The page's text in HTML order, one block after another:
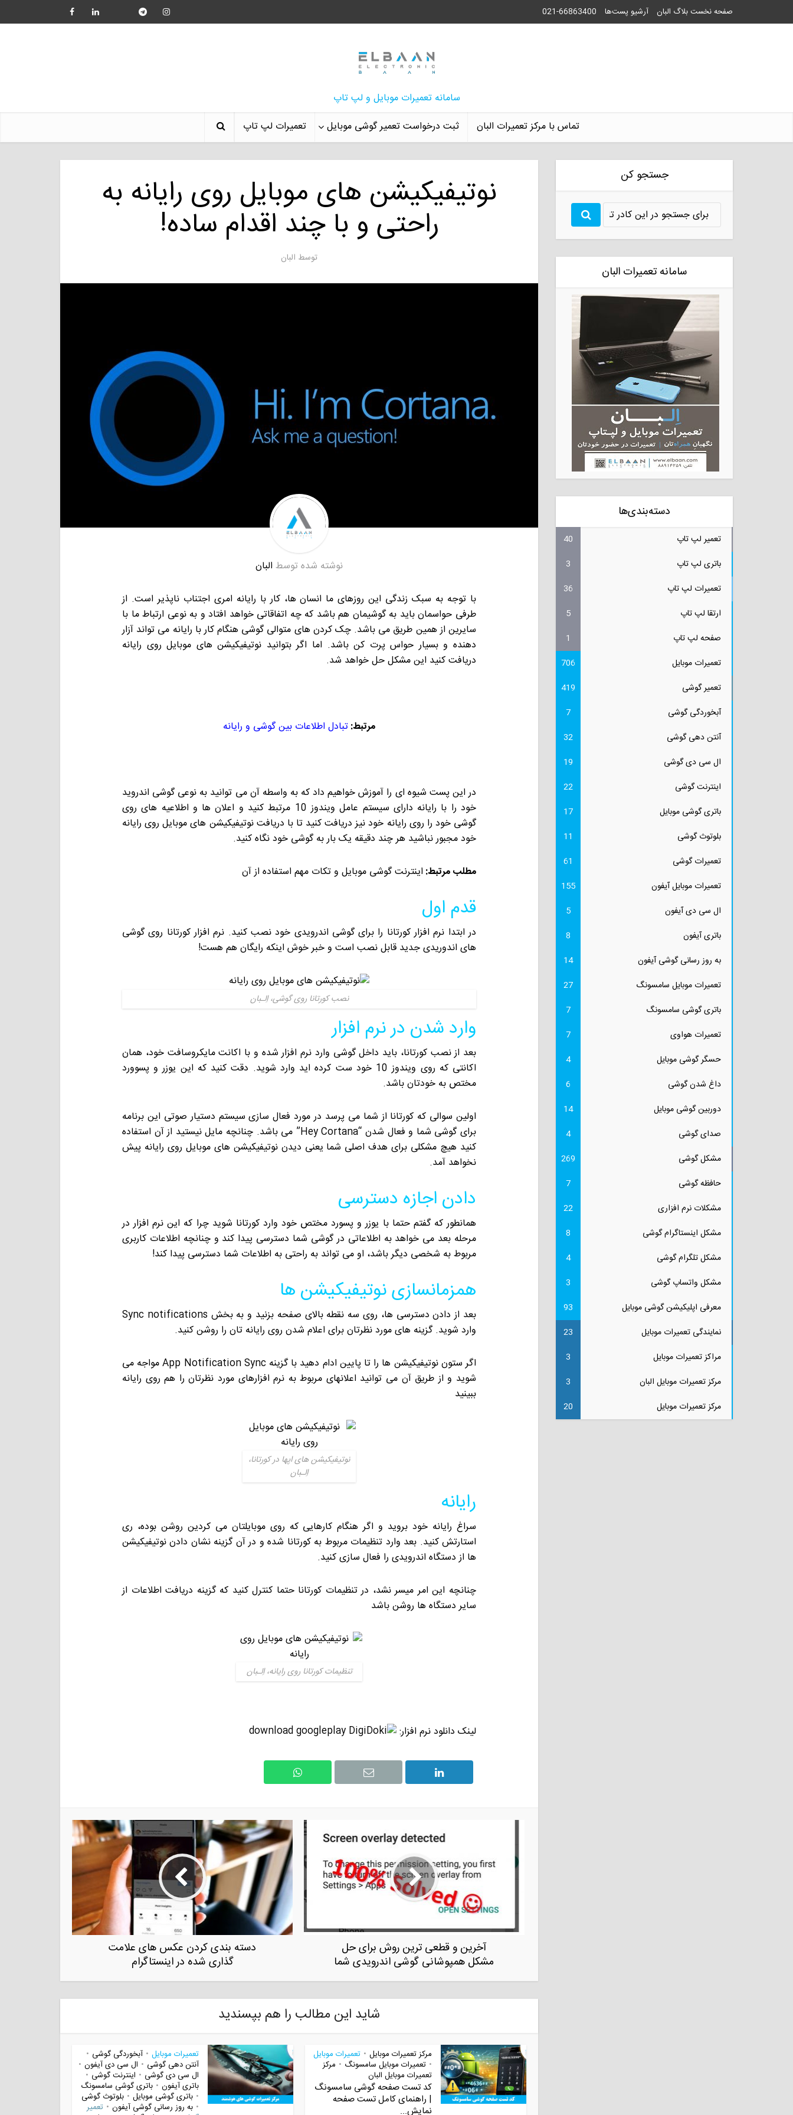
صفحه نخست بلاگ البان آرشیو پست‌ها 021-66863400
سامانه تعمیرات موبایل و لپ تاپ
تماس با مرکز تعمیرات البان
ثبت درخواست تعمیر گوشی موبایل تعمیرات لپ تاپ
نوتیفیکیشن های موبایل روی رایانه به
راحتی و با چند اقدام ساده!
توسط البان
نوشته شده توسط البان
با توجه به سبک زندگی این روزهای ما انسان ها، کار با رایانه امری اجتناب ناپذیر است. از
طرفی حواسمان باید به گوشیمان هم باشد که چه اتفاقاتی خواهد افتاد و به نوعی ارتباط ما با
سایرین از همین طریق می باشد. چک کردن های متوالی گوشی هنگام کار با رایانه می تواند آزار
دهنده و بسیار حواس پرت کن باشد. اما اگر بتوانید نوتیفیکیشن های موبایل روی رایانه
دریافت کنید این مشکل حل خواهد شد.
مرتبط:تبادل اطلاعات بین گوشی و رایانه
در این پست شیوه ای را آموزش خواهیم داد که به واسطه آن می توانید به نوعی گوشی اندروید
خود را با رایانه دارای سیستم عامل ویندوز 10 مرتبط کنید و اعلان ها و اطلاعیه های روی
گوشی خود را روی رایانه خود نیز دریافت کنید تا با دریافت نوتیفیکیشن های موبایل روی رایانه
خود مجبور نباشید هر چند دقیقه یک بار به گوشی خود نگاه کنید.
مطلب مرتبط: اینترنت گوشی موبایل و تکات مهم استفاده از آن
قدم اول
در ابتدا نرم افزار کورتانا را برای گوشی اندرویدی خود نصب کنید. نرم افزار کورتانا روی گوشی
های اندوریدی جدید قابل نصب است و خبر خوش اینکه رایگان هم هست!
نصب کورتانا روی گوشی، اِلـبان
وارد شدن در نرم افزار
بعد از نصب کورتانا، باید داخل گوشی وارد نرم افزار شده و با اکانت مایکروسافت خود، همان
اکانتی که روی ویندوز 10 خود ست کرده اید وارد شوید. دقت کنید که این یوزر و پسوورد
مختص به خودتان باشد.
اولین سوالی که کورتانا از شما می پرسد در مورد فعال سازی سیستم دستیار صوتی این برنامه
برای گوشی شما و فعال شدن “Hey Cortana” می باشد. چنانچه مایل نیستید از آن استفاده
کنید هیچ مشکلی برای هدف اصلی شما یعنی دیدن نوتیفیکیشن های موبایل روی رایانه پیش
نخواهد آمد.
دادن اجازه دسترسی
همانطور که گفتم حتما با یوزر و پسورد مختص خود وارد کورتانا شوید چرا که این نرم افزار در
مرحله بعد می خواهد به اطلاعاتی در گوشی شما دسترسی پیدا کند و چنانچه اطلاعات کاربری
مربوط به شخصی دیگر باشد، او می تواند به راحتی به اطلاعات شما دسترسی پیدا کند!
همزمانسازی نوتیفیکیشن ها
بعد از دادن دسترسی ها، روی سه نقطه بالای صفحه بزنید و به بخش Sync notifications
وارد شوید. گزینه های مورد نظرتان برای اعلام شدن روی رایانه تان را روشن کنید.
اگر ستون نوتیفیکیشن ها را تا پایین ادام دهید با گزینه App Notification Sync مواجه می
شوید و از طریق آن می توانید اعلانهای مربوط به نرم افزارهای مورد نظرتان را هم روی رایانه
ببینید
نوتیفیکیشن های اپها در کورتانا،
اِلـبان
رایانه
سراغ رایانه خود بروید و اگر هنگام کارهایی که روی موبایلتان می کردین روشن بوده، ری
استارتش کنید. بعد وارد تنظیمات مربوط به کورتانا شده و در آن گزینه نشان دادن نوتیفیکیشن
ها از دستگاه اندرویدی را فعال سازی کنید.
چنانچه این امر میسر نشد، در تنظیمات کورتانا حتما کنترل کنید که گزینه دریافت اطلاعات از
سایر دستگاه ها روشن باشد
تنظیمات کورتانا روی رایانه، اِلـبان
لینک دانلود نرم افزار:
دسته بندی کردن عکس های علامت
گذاری شده در اینستاگرام
آخرین و قطعی ترین روش برای حل
مشکل همپوشانی گوشی اندرویدی شما
شاید این مطالب را هم بپسندید
مرکز تعمیرات موبایل • تعمیرات موبایل
• تعمیرات موبایل سامسونگ • مرکز
تعمیرات موبایل البان
کد تست صفحه گوشی سامسونگ
| راهنمای کامل تست صفحه
نمایش...
تعمیرات موبایل • آبخوردگی گوشی •
آنتن دهی گوشی • ال سی دی آیفون •
ال سی دی گوشی • اینترنت گوشی •
باتری آیفون • باتری گوشی سامسونگ
• باتری گوشی موبایل • بلوتوث گوشی
• به روز رسانی گوشی آیفون • تعمیر
جستجو کن
سامانه تعمیرات البان
دسته‌بندی‌ها
تعمیر لپ تاپ
40
باتری لپ تاپ
3
تعمیرات لپ تاپ
36
ارتقا لپ تاپ
5
صفحه لپ تاپ
1
تعمیرات موبایل
706
تعمیر گوشی
419
آبخوردگی گوشی
7
آنتن دهی گوشی
32
ال سی دی گوشی
19
اینترنت گوشی
22
باتری گوشی موبایل
17
بلوتوث گوشی
11
تعمیرات گوشی
61
تعمیرات موبایل آیفون
155
ال سی دی آیفون
5
باتری آیفون
8
به روز رسانی گوشی آیفون
14
تعمیرات موبایل سامسونگ
27
باتری گوشی سامسونگ
7
تعمیرات هواوی
7
حسگر گوشی موبایل
4
داغ شدن گوشی
6
دوربین گوشی موبایل
14
صدای گوشی
4
مشکل گوشی
269
حافظه گوشی
7
مشکلات نرم افزاری
22
مشکل اینستاگرام گوشی
8
مشکل تلگرام گوشی
4
مشکل واتساپ گوشی
3
معرفی اپلیکیشن گوشی موبایل
93
نمایندگی تعمیرات موبایل
23
مراکز تعمیرات موبایل
3
مرکز تعمیرات موبایل البان
3
مرکز تعمیرات موبایل
20